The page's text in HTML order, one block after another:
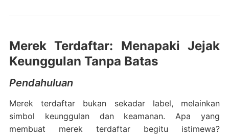
Merek Terdaftar: Menapaki Jejak
Keunggulan Tanpa Batas
Pendahuluan
Merek terdaftar bukan sekadar label, melainkan
simbol keunggulan dan keamanan. Apa yang
membuat merek terdaftar begitu istimewa?